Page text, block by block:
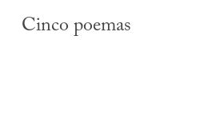
Cinco poemas